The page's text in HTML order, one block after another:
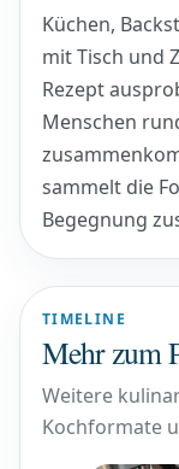
Küchen,
mit Tisch und
Rezept
Menschen
sammelt die
Begegnung
TIMELINE
Mehr zum
Weitere
Kochformate